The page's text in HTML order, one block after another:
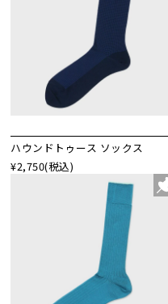
ハウンドトゥース ソックス
¥2,750(税込)